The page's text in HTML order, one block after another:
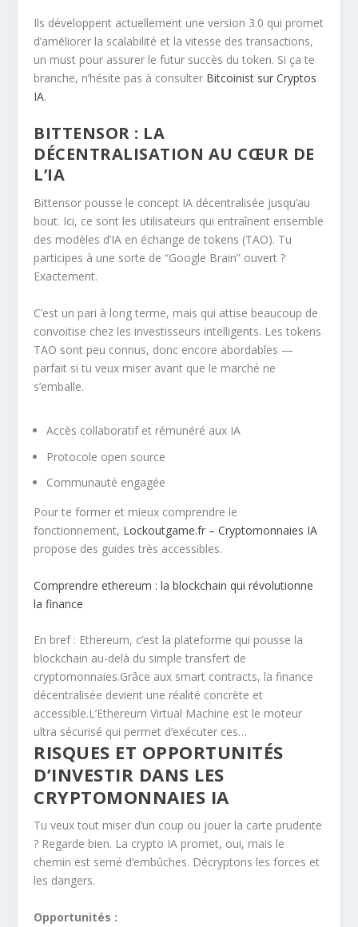
Ils développent actuellement une version 3.0 qui promet
d’améliorer la scalabilité et la vitesse des transactions,
un must pour assurer le futur succès du token. Si ça te
branche, n’hésite pas à consulter Bitcoinist sur Cryptos
IA.
BITTENSOR : LA
DÉCENTRALISATION AU CŒUR DE
L’IA
Bittensor pousse le concept IA décentralisée jusqu’au
bout. Ici, ce sont les utilisateurs qui entraînent ensemble
des modèles d’IA en échange de tokens (TAO). Tu
participes à une sorte de “Google Brain” ouvert ?
Exactement.
C’est un pari à long terme, mais qui attise beaucoup de
convoitise chez les investisseurs intelligents. Les tokens
TAO sont peu connus, donc encore abordables —
parfait si tu veux miser avant que le marché ne
s’emballe.
Accès collaboratif et rémunéré aux IA
Protocole open source
Communauté engagée
Pour te former et mieux comprendre le
fonctionnement, Lockoutgame.fr – Cryptomonnaies IA
propose des guides très accessibles.
Comprendre ethereum : la blockchain qui révolutionne
la finance
En bref : Ethereum, c’est la plateforme qui pousse la
blockchain au-delà du simple transfert de
cryptomonnaies.Grâce aux smart contracts, la finance
décentralisée devient une réalité concrète et
accessible.L’Ethereum Virtual Machine est le moteur
ultra sécurisé qui permet d’exécuter ces…
RISQUES ET OPPORTUNITÉS
D’INVESTIR DANS LES
CRYPTOMONNAIES IA
Tu veux tout miser d’un coup ou jouer la carte prudente
? Regarde bien. La crypto IA promet, oui, mais le
chemin est semé d’embûches. Décryptons les forces et
les dangers.
Opportunités :